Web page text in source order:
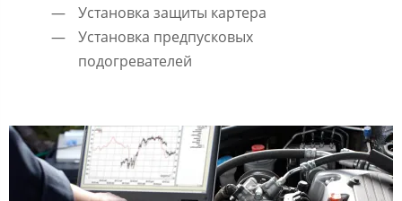
Установка защиты картера
Установка предпусковых
подогревателей